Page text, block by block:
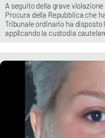
A seguito della grave
Procura della Repubblica che
Tribunale ordinario ha disposto
applicando la custodia